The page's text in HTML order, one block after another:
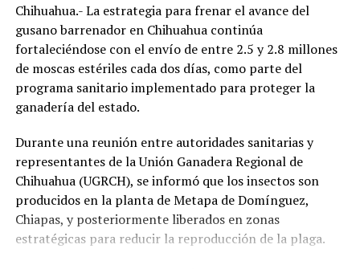
Chihuahua.- La estrategia para frenar el avance del
gusano barrenador en Chihuahua continúa
fortaleciéndose con el envío de entre 2.5 y 2.8 millones
de moscas estériles cada dos días, como parte del
programa sanitario implementado para proteger la
ganadería del estado.
Durante una reunión entre autoridades sanitarias y
representantes de la Unión Ganadera Regional de
Chihuahua (UGRCH), se informó que los insectos son
producidos en la planta de Metapa de Domínguez,
Chiapas, y posteriormente liberados en zonas
estratégicas para reducir la reproducción de la plaga.